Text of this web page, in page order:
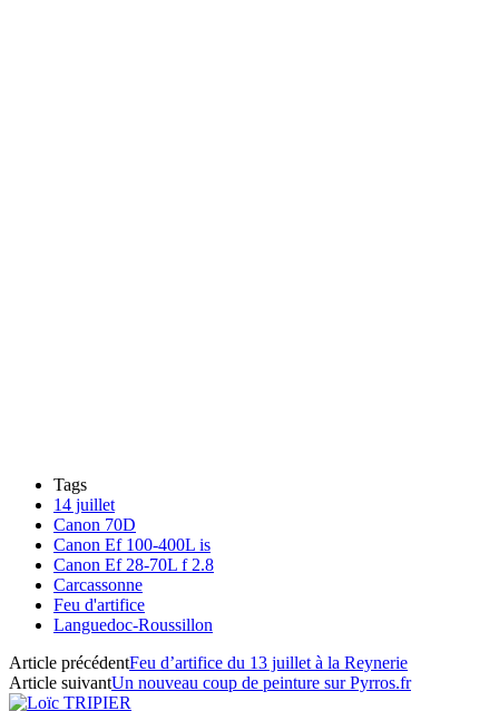
Tags
14 juillet
Canon 70D
Canon Ef 100-400L is
Canon Ef 28-70L f 2.8
Carcassonne
Feu d'artifice
Languedoc-Roussillon
Article précédentFeu d’artifice du 13 juillet à la Reynerie
Article suivantUn nouveau coup de peinture sur Pyrros.fr